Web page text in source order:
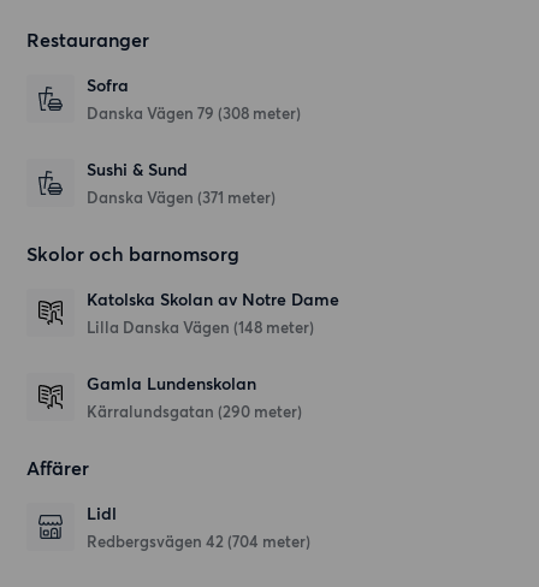
Restauranger
Sofra
Danska Vägen 79 (308 meter)
Sushi & Sund
Danska Vägen (371 meter)
Skolor och barnomsorg
Katolska Skolan av Notre Dame
Lilla Danska Vägen (148 meter)
Gamla Lundenskolan
Kärralundsgatan (290 meter)
Affärer
Lidl
Redbergsvägen 42 (704 meter)